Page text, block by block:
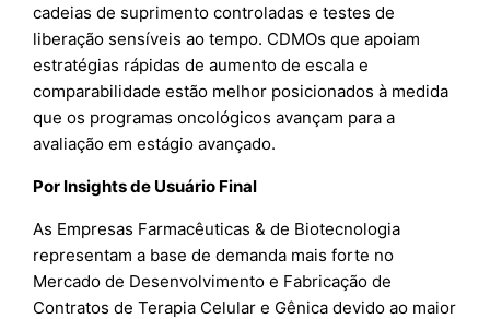
cadeias de suprimento controladas e testes de
liberação sensíveis ao tempo. CDMOs que apoiam
estratégias rápidas de aumento de escala e
comparabilidade estão melhor posicionados à medida
que os programas oncológicos avançam para a
avaliação em estágio avançado.
Por Insights de Usuário Final
As Empresas Farmacêuticas & de Biotecnologia
representam a base de demanda mais forte no
Mercado de Desenvolvimento e Fabricação de
Contratos de Terapia Celular e Gênica devido ao maior